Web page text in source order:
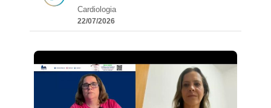
Cardiologia
22/07/2026